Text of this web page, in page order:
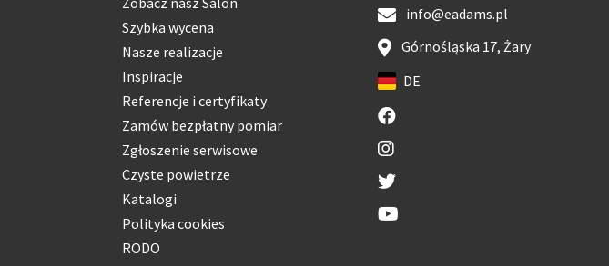
Szybka wycena
Nasze realizacje
Inspiracje
Referencje i certyfikaty
Zamów bezpłatny pomiar
Zgłoszenie serwisowe
Czyste powietrze
Katalogi
Polityka cookies
RODO
info@eadams.pl
Górnośląska 17, Żary
DE